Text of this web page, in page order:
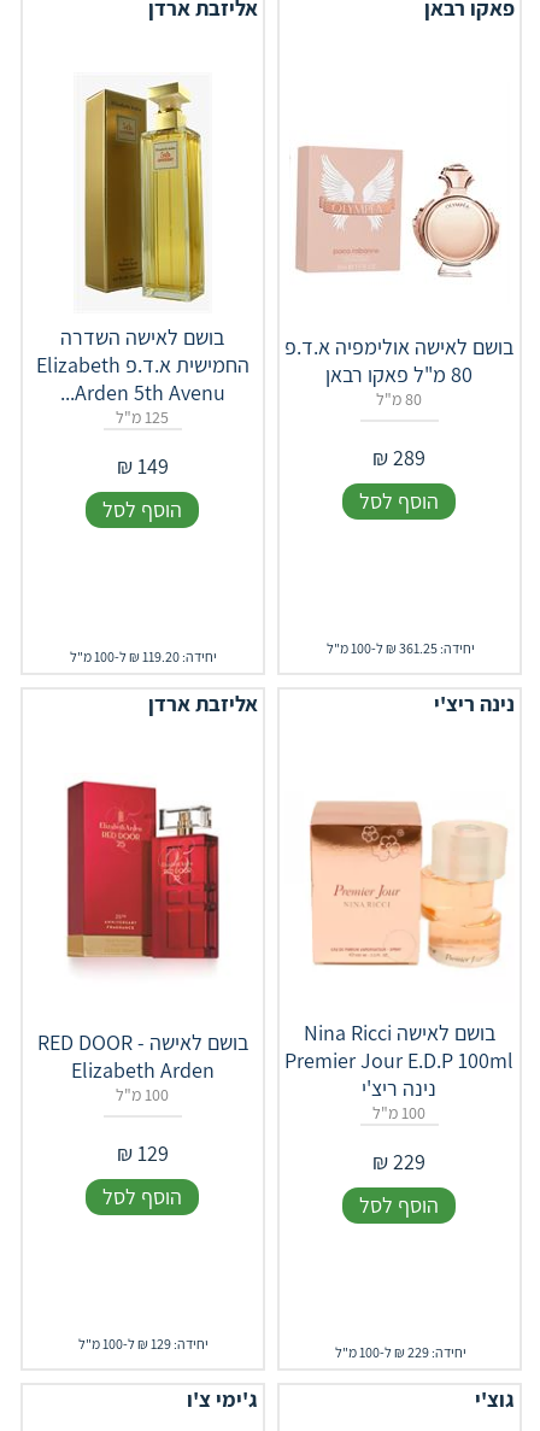
פאקו רבאן
בושם לאישה אולימפיה א.ד.פ
80 מ"ל פאקו רבאן
80 מ"ל
289
₪
הוסף לסל
יחידה: 361.25 ₪ ל-100 מ"ל
אליזבת ארדן
בושם לאישה השדרה
החמישית א.ד.פ Elizabeth
Arden 5th Avenu...
125 מ"ל
149
₪
הוסף לסל
יחידה: 119.20 ₪ ל-100 מ"ל
נינה ריצ'י
בושם לאישה Nina Ricci
Premier Jour E.D.P 100ml
נינה ריצ'י
100 מ"ל
229
₪
הוסף לסל
יחידה: 229 ₪ ל-100 מ"ל
אליזבת ארדן
בושם לאישה RED DOOR -
Elizabeth Arden
100 מ"ל
129
₪
הוסף לסל
יחידה: 129 ₪ ל-100 מ"ל
גוצ'י ג'ימי צ'ו